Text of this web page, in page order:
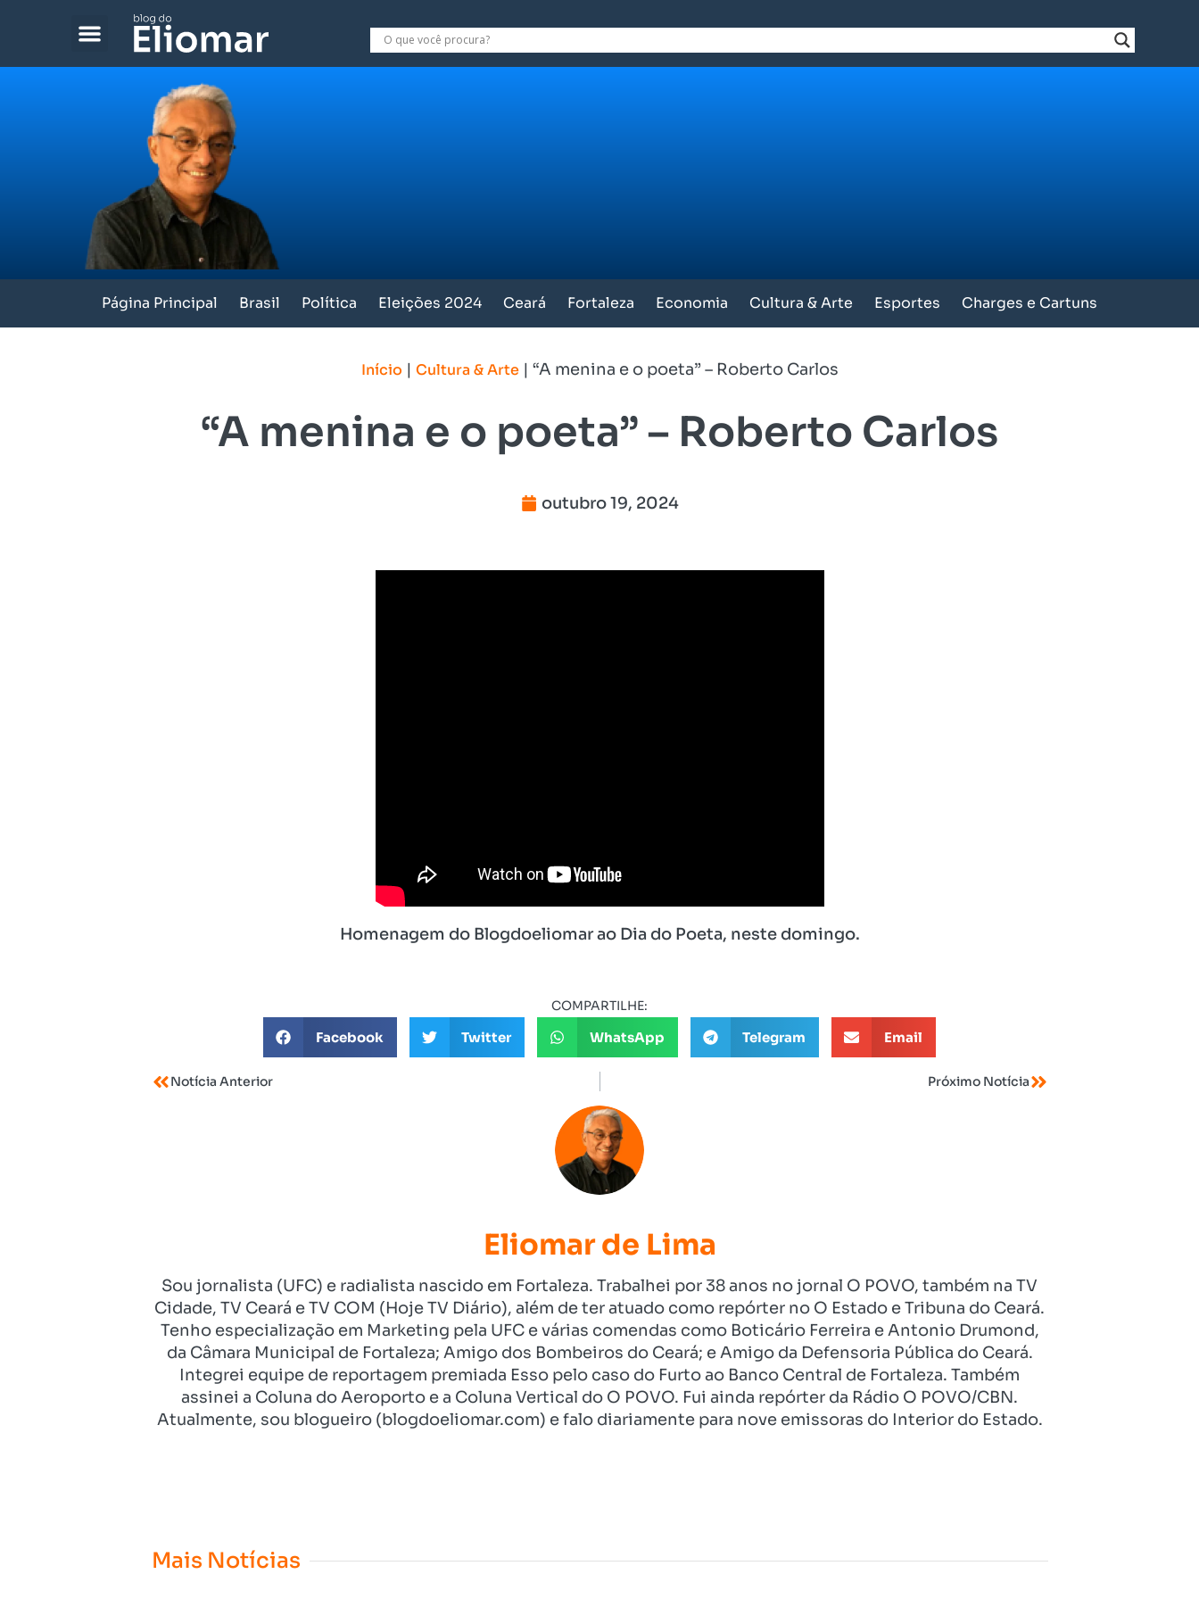
Página Principal Brasil Política Eleições 2024 Ceará Fortaleza Economia Cultura & Arte Esportes Charges e Cartuns
Início | Cultura & Arte| “A menina e o poeta” – Roberto Carlos
“A menina e o poeta” – Roberto Carlos
outubro 19, 2024
Homenagem do Blogdoeliomar ao Dia do Poeta, neste domingo.
COMPARTILHE:
Facebook Twitter WhatsApp Telegram Email
Notícia Anterior Próximo Notícia
Eliomar de Lima
Sou jornalista (UFC) e radialista nascido em Fortaleza. Trabalhei por 38 anos no jornal O POVO, também na TV
Cidade, TV Ceará e TV COM (Hoje TV Diário), além de ter atuado como repórter no O Estado e Tribuna do Ceará.
Tenho especialização em Marketing pela UFC e várias comendas como Boticário Ferreira e Antonio Drumond,
da Câmara Municipal de Fortaleza; Amigo dos Bombeiros do Ceará; e Amigo da Defensoria Pública do Ceará.
Integrei equipe de reportagem premiada Esso pelo caso do Furto ao Banco Central de Fortaleza. Também
assinei a Coluna do Aeroporto e a Coluna Vertical do O POVO. Fui ainda repórter da Rádio O POVO/CBN.
Atualmente, sou blogueiro (blogdoeliomar.com) e falo diariamente para nove emissoras do Interior do Estado.
Mais Notícias